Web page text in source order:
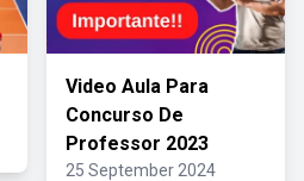
Video Aula Para
Concurso De
Professor 2023
25 September 2024